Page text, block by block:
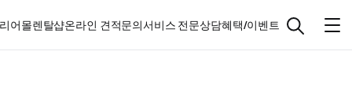
어몰렌탈샵온라인 견적문의서비스 전문상담혜택/이벤트